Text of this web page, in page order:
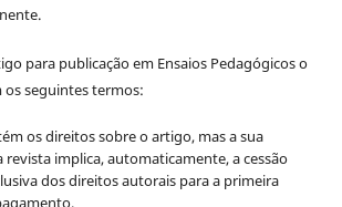
para publicação em Ensaios Pedagógicos o
seguintes termos:
os direitos sobre o artigo, mas a sua
revista implica, automaticamente, a cessão
dos direitos autorais para a primeira